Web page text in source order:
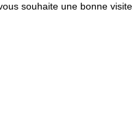
souhaite une bonne visite.